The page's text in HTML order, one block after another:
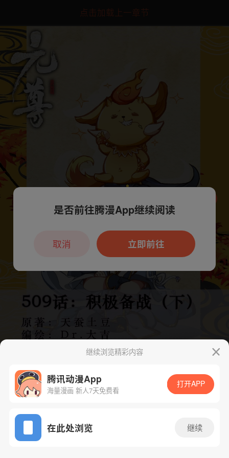
点击加载上一章节
App免费看
继续浏览精彩内容
腾讯动漫App
海量漫画 新人7天免费看
打开APP
在此处浏览 继续
本章节仅支持App阅读，可打开App新用
户7天免费看
是否前往腾漫App继续阅读
立即前往
取消